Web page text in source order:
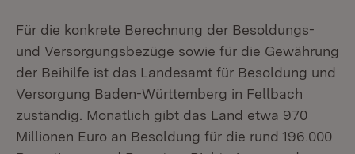
Für die konkrete Berechnung der Besoldungs-
und Versorgungsbezüge sowie für die Gewährung
der Beihilfe ist das Landesamt für Besoldung und
Versorgung Baden-Württemberg in Fellbach
zuständig. Monatlich gibt das Land etwa 970
Millionen Euro an Besoldung für die rund 196.000